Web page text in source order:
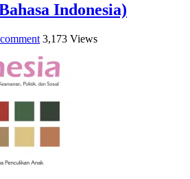
Indonesia)
3,173 Views